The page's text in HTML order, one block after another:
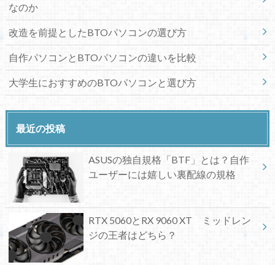
なのか
改造を前提としたBTOパソコンの選び方
自作パソコンとBTOパソコンの違いを比較
大学生におすすめのBTOパソコンと選び方
最近の投稿
ASUSの独自規格「BTF」とは？自作
ユーザーには嬉しい裏配線の規格
RTX 5060とRX 9060 XT ミッドレン
ジの王者はどちら？